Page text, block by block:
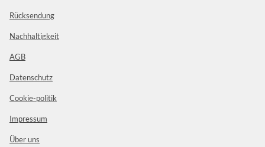
Rücksendung
Nachhaltigkeit
AGB
Datenschutz
Cookie-politik
Impressum
Über uns